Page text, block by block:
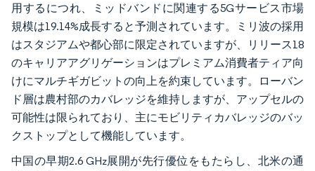
用するにつれ、ミッドバンドに関連する5Gサービス市場
規模は19.14%成長すると予測されています。ミリ波の採用
はスタジアムや都心部に限定されていますが、リリース18
のキャリアアグリゲーションはプレミアム消費者ティア向
けにマルチギガビットの向上を約束しています。ローバン
ド層は農村部のカバレッジを維持しますが、アップセルの
可能性は限られており、主にモビリティカバレッジのバッ
クストップとして機能しています。
中国の早期2.6 GHz展開が先行優位をもたらし、北米の通